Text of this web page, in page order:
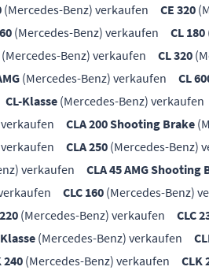
(Mercedes-Benz) verkaufen CE 320
(Mercedes-Benz) verkaufen CL 180
(Mercedes-Benz) verkaufen CL 320
(Mercedes-Benz) verkaufen CL
CL-Klasse (Mercedes-Benz) verkaufen
CLA 200 Shooting Brake
CLA 250 (Mercedes-Benz)
verkaufen CLA 45 AMG Shooting
CLC 160 (Mercedes-Benz)
(Mercedes-Benz) verkaufen CLC
(Mercedes-Benz) verkaufen
240(Mercedes-Benz) verkaufen CLK